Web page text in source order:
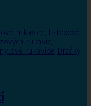
rukavice, Latexové
rukavic,
rukavice, Držáky